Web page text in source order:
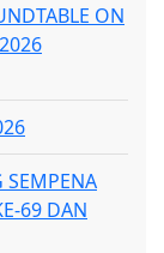
ON
SEMPENA
69 DAN